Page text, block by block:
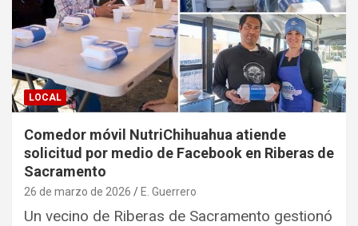
LOCAL
Comedor móvil NutriChihuahua atiende
solicitud por medio de Facebook en Riberas de
Sacramento
26 de marzo de 2026 E. Guerrero
Un vecino de Riberas de Sacramento gestionó